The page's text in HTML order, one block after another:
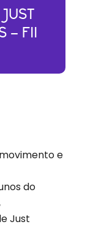
– FII
e
do
Just